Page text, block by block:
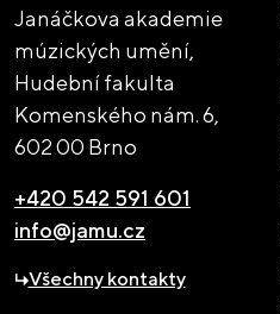
Janáčkova akademie
múzických umění,
Hudební fakulta
Komenského nám. 6,
602 00 Brno
+420 542 591 601
info@jamu.cz
Všechny kontakty